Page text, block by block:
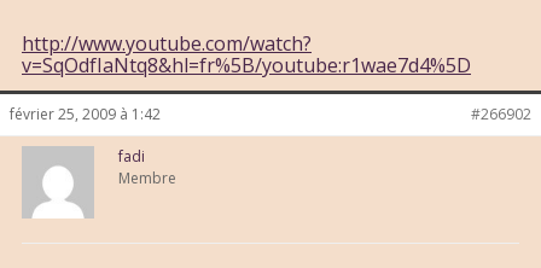
http://www.youtube.com/watch?
v=SqOdfIaNtq8&hl=fr%5B/youtube:r1wae7d4%5D
février 25, 2009 à 1:42 #266902
fadi
Membre